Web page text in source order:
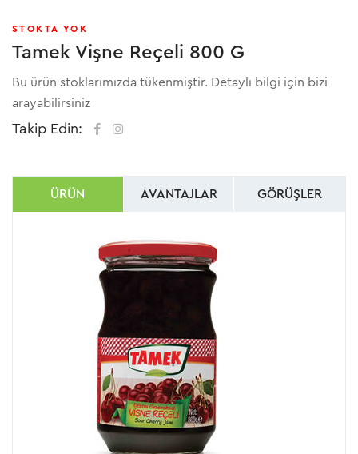
STOKTA YOK
Tamek Vişne Reçeli 800 G
Bu ürün stoklarımızda tükenmiştir. Detaylı bilgi için bizi
arayabilirsiniz
Takip Edin:
ÜRÜN AVANTAJLAR GÖRÜŞLER